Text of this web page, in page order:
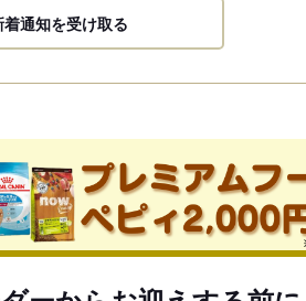
着通知を受け取る